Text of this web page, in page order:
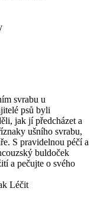
svrabu u
psů byli
jak jí předcházet a
⁢ušního svrabu,
S ⁢pravidelnou ⁣péčí a
buldoček
a pečujte o svého